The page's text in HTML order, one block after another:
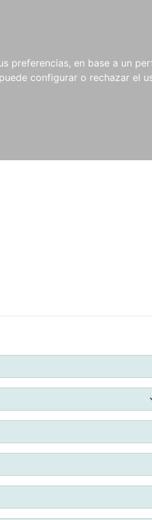
preferencias, en base a un
configurar o rechazar el